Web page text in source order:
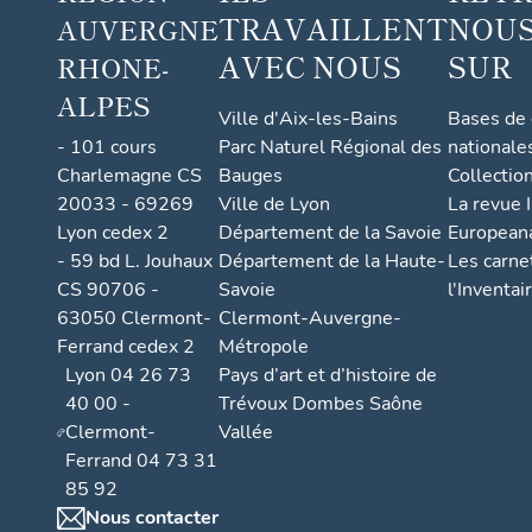
comm
une
AUVERGNE
RHONE-
ALPES
- 101 cours
Charlemagne CS
20033 - 69269
Lyon cedex 2
- 59 bd L. Jouhaux
CS 90706 -
63050 Clermont-
Ferrand cedex 2
Lyon 04 26 73
40 00 -
Clermont-
Ferrand 04 73 31
85 92
Nous contacter
TRAVAILLENT
AVEC NOUS
Ville d'Aix-les-Bains
Parc Naturel Régional des
Bauges
Ville de Lyon
Département de la Savoie
Département de la Haute-
Savoie
Clermont-Auvergne-
Métropole
Pays d’art et d’histoire de
Trévoux Dombes Saône
Vallée
SUR
Bases
La revue
Les